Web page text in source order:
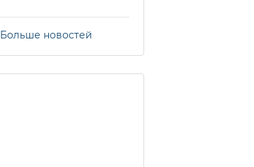
Больше новостей